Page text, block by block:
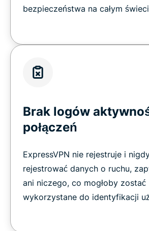
bezpieczeństwa na całym
Brak logów
połączeń
ExpressVPN nie rejestruje i
rejestrować danych o ruchu,
ani niczego, co mogłoby zostać
wykorzystane do identyfikacji